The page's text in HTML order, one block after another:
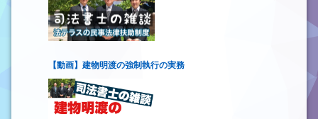
【動画】建物明渡の強制執行の実務